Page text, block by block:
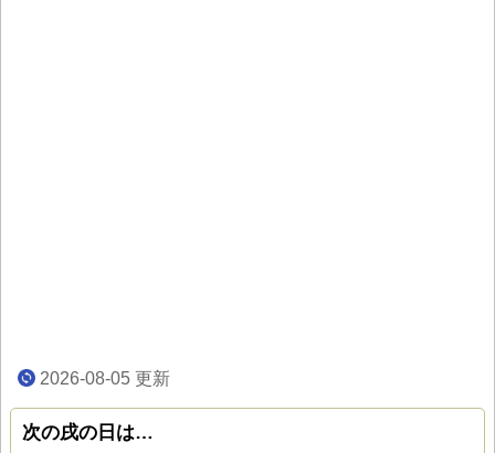
2026-08-05 更新
次の戌の日は…